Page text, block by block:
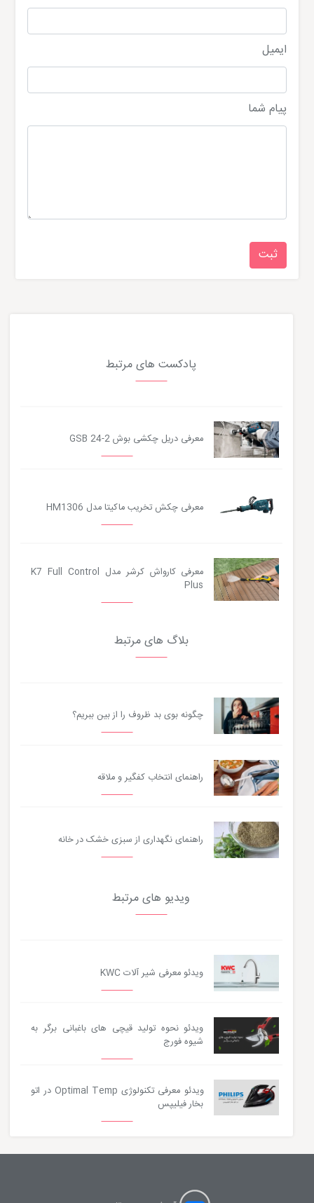
ایمیل
پیام شما
پادکست های مرتبط
معرفی دریل چکشی بوش GSB 24-2
معرفی چکش تخریب ماکیتا مدل HM1306
معرفی کارواش کرشر مدل K7 Full Control
Plus
بلاگ های مرتبط
چگونه بوی بد ظروف را از بین ببریم؟
راهنمای انتخاب کفگیر و ملاقه
راهنمای نگهداری از سبزی خشک در خانه
ویدیو های مرتبط
ویدئو معرفی شیر آلات KWC
ویدئو نحوه تولید قیچی های باغبانی برگر به
شیوه فورج
ویدئو معرفی تکنولوژی Optimal Temp در اتو
بخار فیلیپس